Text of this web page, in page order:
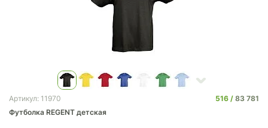
Артикул: 11970 516
83 781
Футболка REGENT детская